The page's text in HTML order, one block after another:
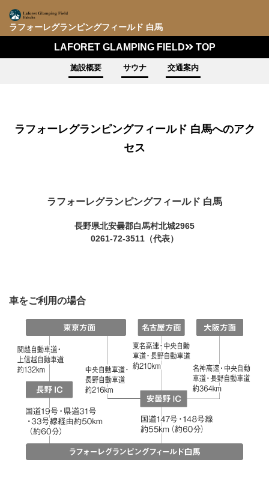
ラフォーレグランピングフィールド 白馬
LAFORET GLAMPING FIELD TOP
施設概要 サウナ 交通案内
ラフォーレグランピングフィールド 白馬へのアク
セス
ラフォーレグランピングフィールド 白馬
長野県北安曇郡白馬村北城2965
0261-72-3511（代表）
車をご利用の場合